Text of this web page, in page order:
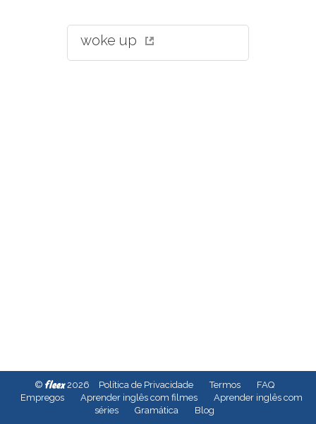
woke up
© fleex2026 Política de Privacidade Termos
FAQ
Empregos
Aprender inglês com filmes
Aprender inglês com
séries
Gramática Blog